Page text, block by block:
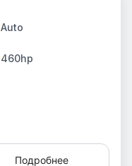
Auto
460hp
Подробнее